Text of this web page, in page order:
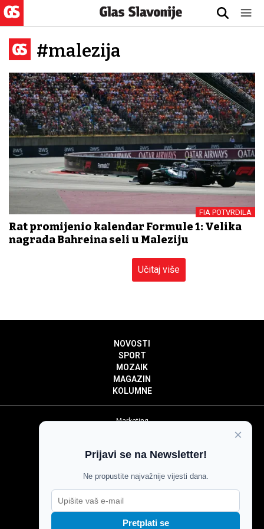
#malezija
FIA POTVRDILA
Rat promijenio kalendar Formule 1: Velika
nagrada Bahreina seli u Maleziju
Učitaj više
NOVOSTI
SPORT
MOZAIK
MAGAZIN
KOLUMNE
Marketing
Impressum
Pravila komentiranja
Agroglas
×
Prijavi se na Newsletter!
Ne propustite najvažnije vijesti dana.
Pretplati se